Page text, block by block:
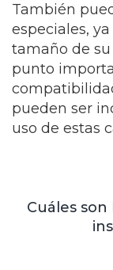
También
especiales,
tamaño de
punto
pueden ser
uso de estas
Cuáles